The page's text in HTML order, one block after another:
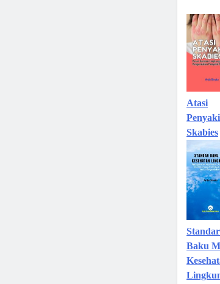
Atasi
Skabies
Standar
Baku